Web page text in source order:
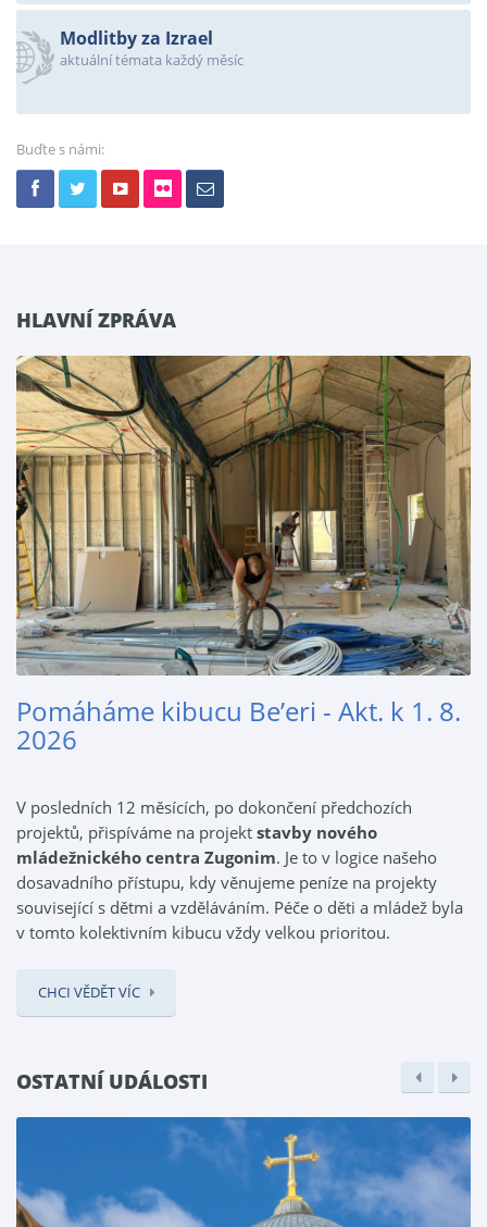
Modlitby za Izrael
aktuální témata každý měsíc
Buďte s námi:
HLAVNÍ ZPRÁVA
Pomáháme kibucu Be’eri - Akt. k 1. 8.
2026
V posledních 12 měsících, po dokončení předchozích
projektů, přispíváme na projekt stavby nového
mládežnického centra Zugonim. Je to v logice našeho
dosavadního přístupu, kdy věnujeme peníze na projekty
související s dětmi a vzděláváním. Péče o děti a mládež byla
v tomto kolektivním kibucu vždy velkou prioritou.
CHCI VĚDĚT VÍC
OSTATNÍ UDÁLOSTI